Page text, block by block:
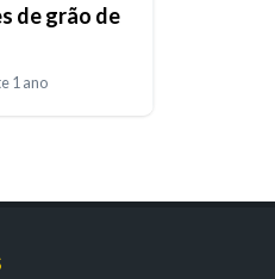
de grão de
1 ano